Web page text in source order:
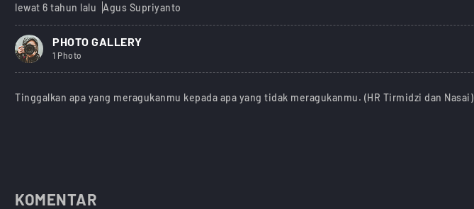
lewat 6 tahun lalu Agus Supriyanto
PHOTO GALLERY
1 Photo
Tinggalkan apa yang meragukanmu kepada apa yang tidak meragukanmu. (HR Tirmidzi dan Nasai)
KOMENTAR